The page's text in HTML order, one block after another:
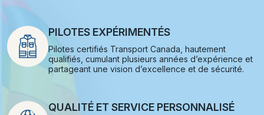
PILOTES EXPÉRIMENTÉS
Pilotes certifiés Transport Canada, hautement
qualifiés, cumulant plusieurs années d’expérience et
partageant une vision d’excellence et de sécurité.
QUALITÉ ET SERVICE PERSONNALISÉ